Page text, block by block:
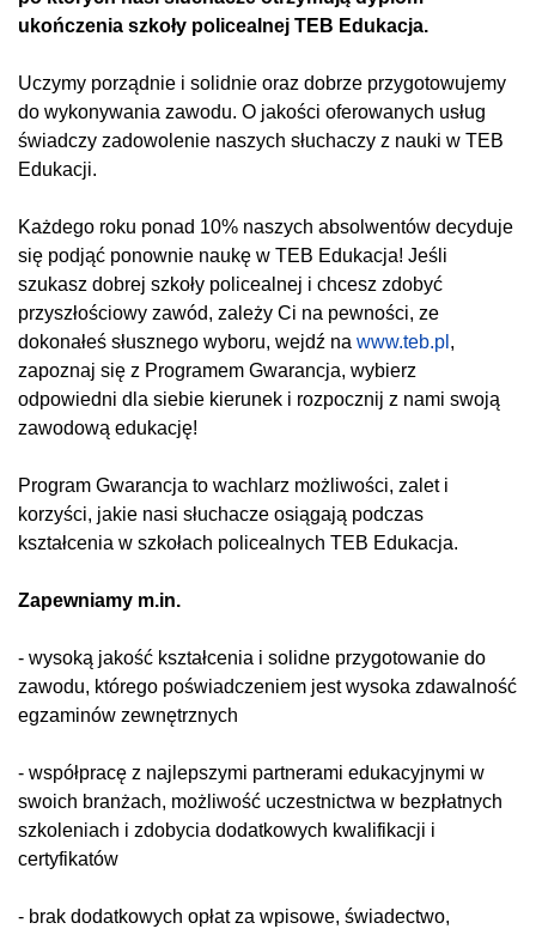
ukończenia szkoły policealnej TEB Edukacja.
Uczymy porządnie i solidnie oraz dobrze przygotowujemy
do wykonywania zawodu. O jakości oferowanych usług
świadczy zadowolenie naszych słuchaczy z nauki w TEB
Edukacji.
Każdego roku ponad 10% naszych absolwentów decyduje
się podjąć ponownie naukę w TEB Edukacja! Jeśli
szukasz dobrej szkoły policealnej i chcesz zdobyć
przyszłościowy zawód, zależy Ci na pewności, ze
dokonałeś słusznego wyboru, wejdź na www.teb.pl ,
zapoznaj się z Programem Gwarancja, wybierz
odpowiedni dla siebie kierunek i rozpocznij z nami swoją
zawodową edukację!
Program Gwarancja to wachlarz możliwości, zalet i
korzyści, jakie nasi słuchacze osiągają podczas
kształcenia w szkołach policealnych TEB Edukacja.
Zapewniamy m.in.
- wysoką jakość kształcenia i solidne przygotowanie do
zawodu, którego poświadczeniem jest wysoka zdawalność
egzaminów zewnętrznych
- współpracę z najlepszymi partnerami edukacyjnymi w
swoich branżach, możliwość uczestnictwa w bezpłatnych
szkoleniach i zdobycia dodatkowych kwalifikacji i
certyfikatów
- brak dodatkowych opłat za wpisowe, świadectwo,